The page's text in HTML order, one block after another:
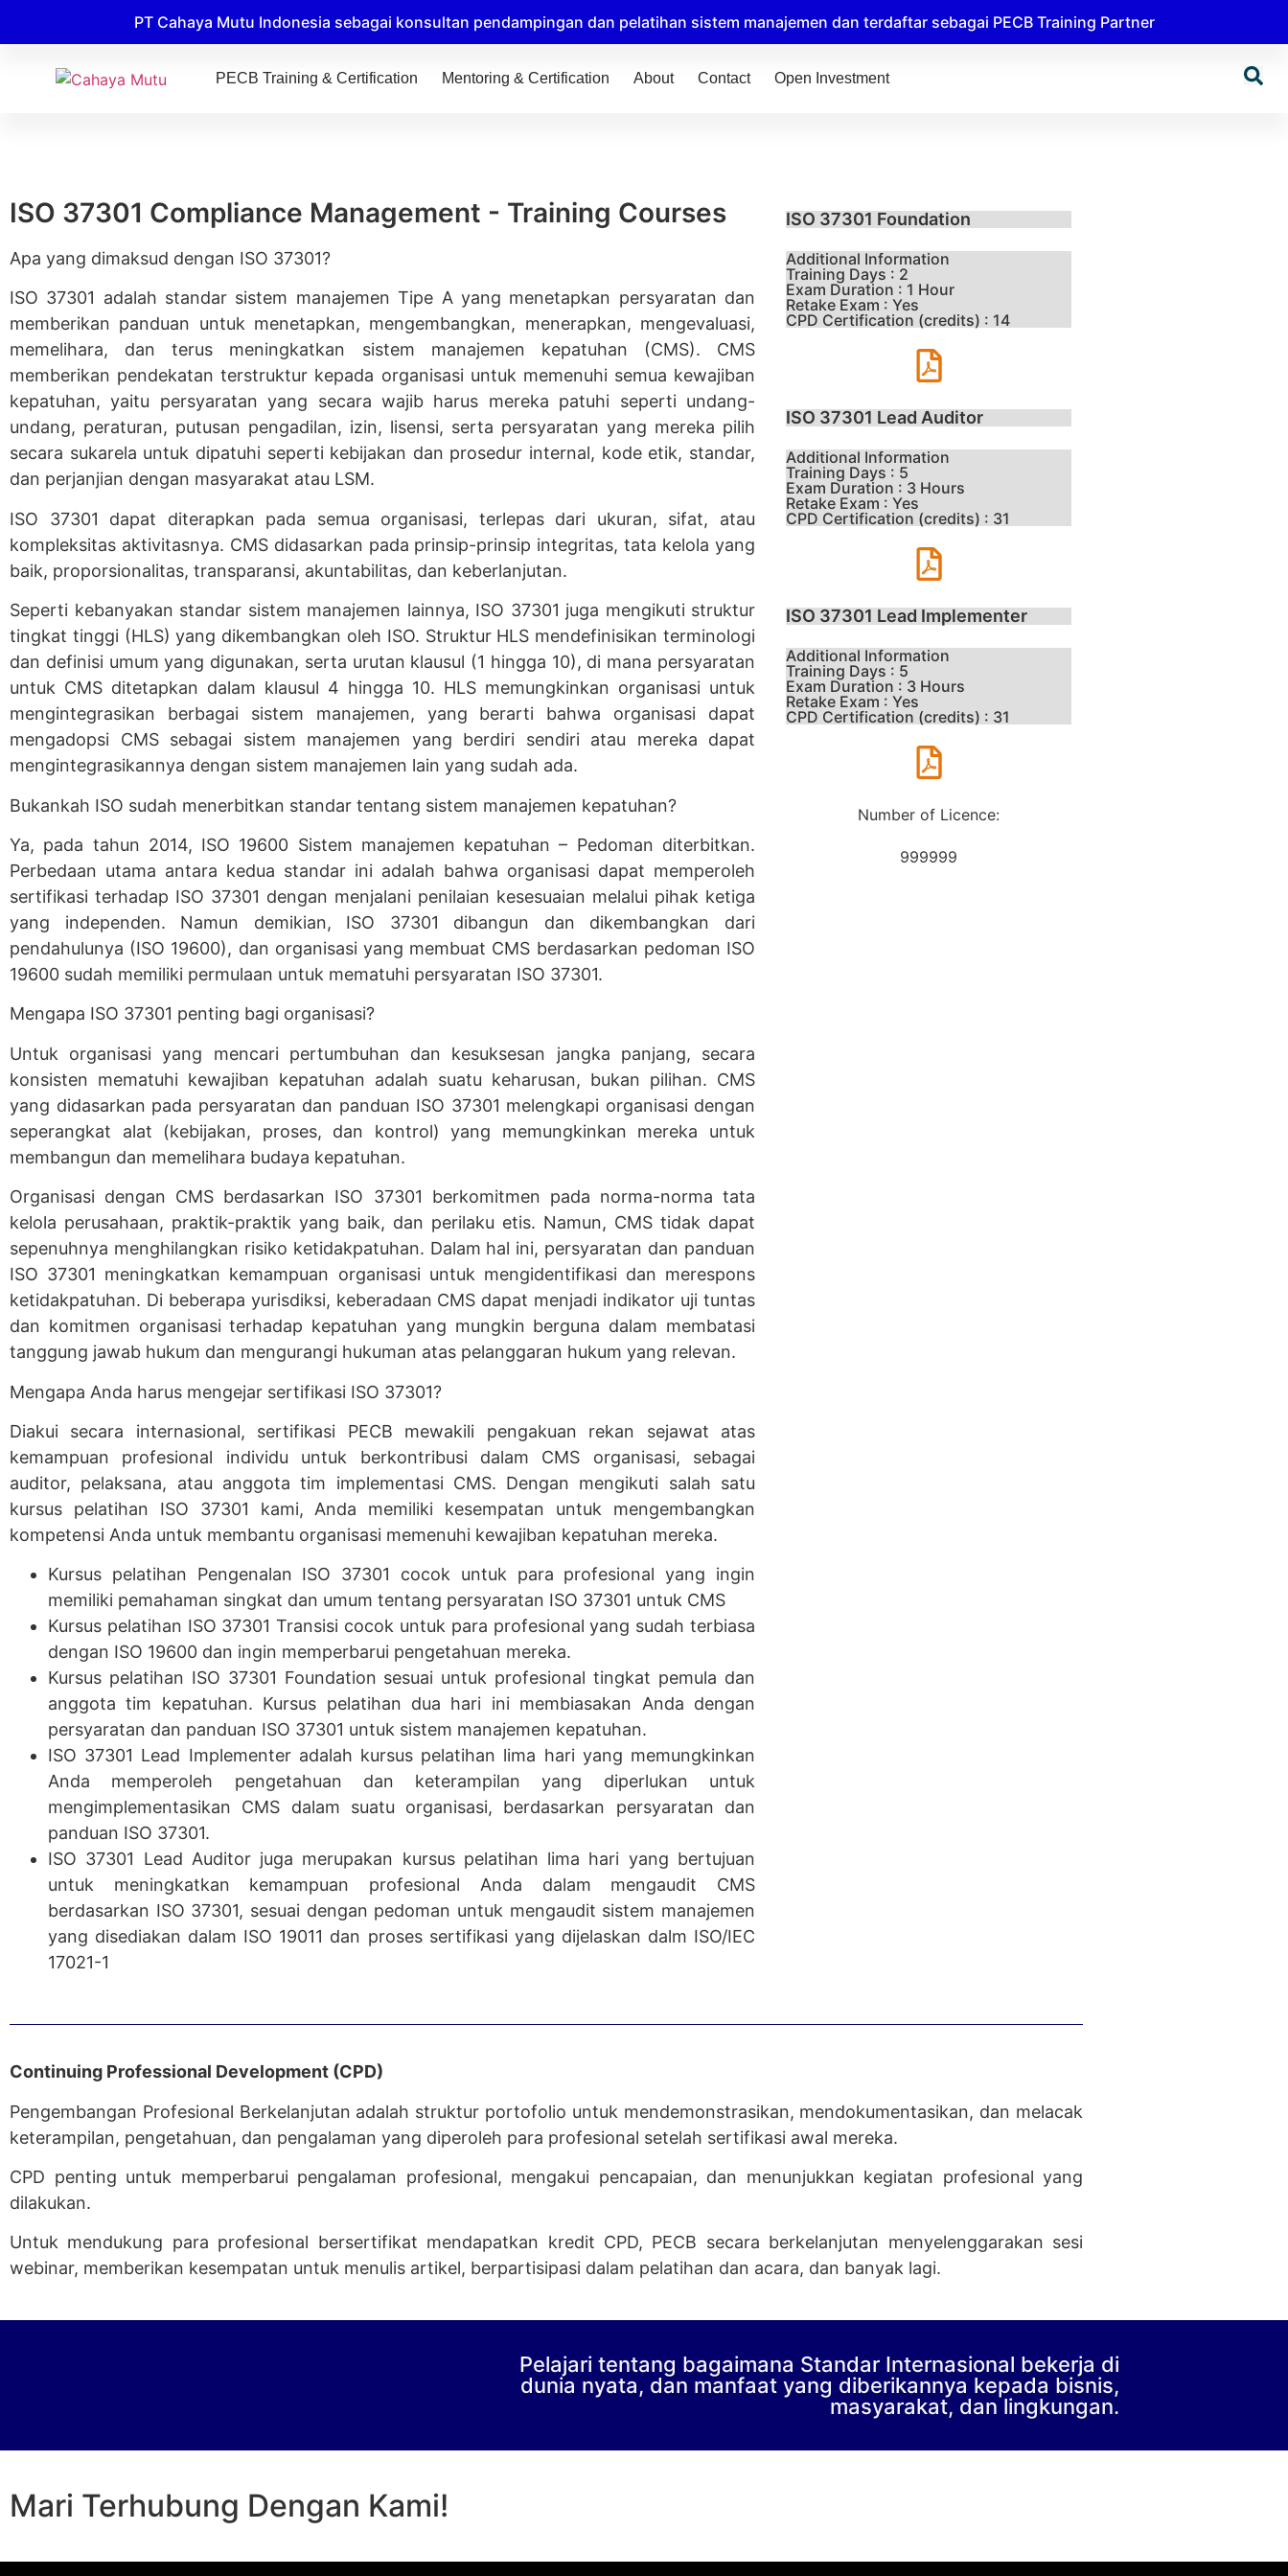
PT Cahaya Mutu Indonesia sebagai konsultan pendampingan dan pelatihan sistem manajemen dan terdaftar sebagai PECB Training Partner
PECB Training & Certification Mentoring & Certification About Contact Open Investment
ISO 37301 Compliance Management - Training Courses
Apa yang dimaksud dengan ISO 37301?
ISO 37301 adalah standar sistem manajemen Tipe A yang menetapkan persyaratan dan
memberikan panduan untuk menetapkan, mengembangkan, menerapkan, mengevaluasi,
memelihara, dan terus meningkatkan sistem manajemen kepatuhan (CMS). CMS
memberikan pendekatan terstruktur kepada organisasi untuk memenuhi semua kewajiban
kepatuhan, yaitu persyaratan yang secara wajib harus mereka patuhi seperti undang-
undang, peraturan, putusan pengadilan, izin, lisensi, serta persyaratan yang mereka pilih
secara sukarela untuk dipatuhi seperti kebijakan dan prosedur internal, kode etik, standar,
dan perjanjian dengan masyarakat atau LSM.
ISO 37301 dapat diterapkan pada semua organisasi, terlepas dari ukuran, sifat, atau
kompleksitas aktivitasnya. CMS didasarkan pada prinsip-prinsip integritas, tata kelola yang
baik, proporsionalitas, transparansi, akuntabilitas, dan keberlanjutan.
Seperti kebanyakan standar sistem manajemen lainnya, ISO 37301 juga mengikuti struktur
tingkat tinggi (HLS) yang dikembangkan oleh ISO. Struktur HLS mendefinisikan terminologi
dan definisi umum yang digunakan, serta urutan klausul (1 hingga 10), di mana persyaratan
untuk CMS ditetapkan dalam klausul 4 hingga 10. HLS memungkinkan organisasi untuk
mengintegrasikan berbagai sistem manajemen, yang berarti bahwa organisasi dapat
mengadopsi CMS sebagai sistem manajemen yang berdiri sendiri atau mereka dapat
mengintegrasikannya dengan sistem manajemen lain yang sudah ada.
Bukankah ISO sudah menerbitkan standar tentang sistem manajemen kepatuhan?
Ya, pada tahun 2014, ISO 19600 Sistem manajemen kepatuhan – Pedoman diterbitkan.
Perbedaan utama antara kedua standar ini adalah bahwa organisasi dapat memperoleh
sertifikasi terhadap ISO 37301 dengan menjalani penilaian kesesuaian melalui pihak ketiga
yang independen. Namun demikian, ISO 37301 dibangun dan dikembangkan dari
pendahulunya (ISO 19600), dan organisasi yang membuat CMS berdasarkan pedoman ISO
19600 sudah memiliki permulaan untuk mematuhi persyaratan ISO 37301.
Mengapa ISO 37301 penting bagi organisasi?
Untuk organisasi yang mencari pertumbuhan dan kesuksesan jangka panjang, secara
konsisten mematuhi kewajiban kepatuhan adalah suatu keharusan, bukan pilihan. CMS
yang didasarkan pada persyaratan dan panduan ISO 37301 melengkapi organisasi dengan
seperangkat alat (kebijakan, proses, dan kontrol) yang memungkinkan mereka untuk
membangun dan memelihara budaya kepatuhan.
Organisasi dengan CMS berdasarkan ISO 37301 berkomitmen pada norma-norma tata
kelola perusahaan, praktik-praktik yang baik, dan perilaku etis. Namun, CMS tidak dapat
sepenuhnya menghilangkan risiko ketidakpatuhan. Dalam hal ini, persyaratan dan panduan
ISO 37301 meningkatkan kemampuan organisasi untuk mengidentifikasi dan merespons
ketidakpatuhan. Di beberapa yurisdiksi, keberadaan CMS dapat menjadi indikator uji tuntas
dan komitmen organisasi terhadap kepatuhan yang mungkin berguna dalam membatasi
tanggung jawab hukum dan mengurangi hukuman atas pelanggaran hukum yang relevan.
Mengapa Anda harus mengejar sertifikasi ISO 37301?
Diakui secara internasional, sertifikasi PECB mewakili pengakuan rekan sejawat atas
kemampuan profesional individu untuk berkontribusi dalam CMS organisasi, sebagai
auditor, pelaksana, atau anggota tim implementasi CMS. Dengan mengikuti salah satu
kursus pelatihan ISO 37301 kami, Anda memiliki kesempatan untuk mengembangkan
kompetensi Anda untuk membantu organisasi memenuhi kewajiban kepatuhan mereka.
Kursus pelatihan Pengenalan ISO 37301 cocok untuk para profesional yang ingin
memiliki pemahaman singkat dan umum tentang persyaratan ISO 37301 untuk CMS
Kursus pelatihan ISO 37301 Transisi cocok untuk para profesional yang sudah terbiasa
dengan ISO 19600 dan ingin memperbarui pengetahuan mereka.
Kursus pelatihan ISO 37301 Foundation sesuai untuk profesional tingkat pemula dan
anggota tim kepatuhan. Kursus pelatihan dua hari ini membiasakan Anda dengan
persyaratan dan panduan ISO 37301 untuk sistem manajemen kepatuhan.
ISO 37301 Lead Implementer adalah kursus pelatihan lima hari yang memungkinkan
Anda memperoleh pengetahuan dan keterampilan yang diperlukan untuk
mengimplementasikan CMS dalam suatu organisasi, berdasarkan persyaratan dan
panduan ISO 37301.
ISO 37301 Lead Auditor juga merupakan kursus pelatihan lima hari yang bertujuan
untuk meningkatkan kemampuan profesional Anda dalam mengaudit CMS
berdasarkan ISO 37301, sesuai dengan pedoman untuk mengaudit sistem manajemen
yang disediakan dalam ISO 19011 dan proses sertifikasi yang dijelaskan dalm ISO/IEC
17021-1
ISO 37301 Foundation
Additional Information
Training Days : 2
Exam Duration : 1 Hour
Retake Exam : Yes
CPD Certification (credits) : 14
ISO 37301 Lead Auditor
Additional Information
Training Days : 5
Exam Duration : 3 Hours
Retake Exam : Yes
CPD Certification (credits) : 31
ISO 37301 Lead Implementer
Additional Information
Training Days : 5
Exam Duration : 3 Hours
Retake Exam : Yes
CPD Certification (credits) : 31
Number of Licence:
999999
Continuing Professional Development (CPD)
Pengembangan Profesional Berkelanjutan adalah struktur portofolio untuk mendemonstrasikan, mendokumentasikan, dan melacak
keterampilan, pengetahuan, dan pengalaman yang diperoleh para profesional setelah sertifikasi awal mereka.
CPD penting untuk memperbarui pengalaman profesional, mengakui pencapaian, dan menunjukkan kegiatan profesional yang
dilakukan.
Untuk mendukung para profesional bersertifikat mendapatkan kredit CPD, PECB secara berkelanjutan menyelenggarakan sesi
webinar, memberikan kesempatan untuk menulis artikel, berpartisipasi dalam pelatihan dan acara, dan banyak lagi.
Pelajari tentang bagaimana Standar Internasional bekerja di
dunia nyata, dan manfaat yang diberikannya kepada bisnis,
masyarakat, dan lingkungan.
Mari Terhubung Dengan Kami!